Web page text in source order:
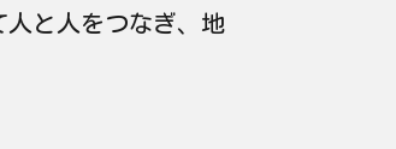
と人をつなぎ、地